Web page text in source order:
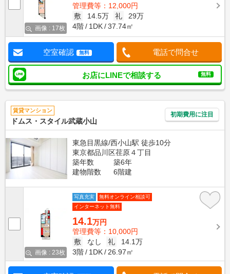
画像 : 17枚
管理費等：12,000円
敷
14.5万 礼
29万
4階
1DK 37.74㎡
空室確認 無料 電話で問合せ
お店にLINEで相談する 無料
賃貸マンション
ドムス・スタイル武蔵小山
初期費用に注目
東急目黒線/西小山駅 徒歩10分
東京都品川区荏原４丁目
築年数
築6年
建物階数
6階建
画像 : 23枚
写真充実
無料オンライン相談可
インターネット無料
14.1万円
管理費等：10,000円
敷
なし 礼
14.1万
3階
1DK 26.97㎡